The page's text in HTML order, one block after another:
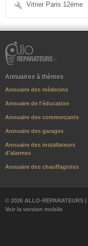
Vitrier Paris 12ème
Annuaires à thèmes
Annuaire des médecins
Annuaire de l'éducation
Annuaire des commerçants
Annuaire des garages
Annuaire des installateurs
d'alarmes
Annuaire des chauffagistes
© 2026 ALLO-RÉPARATEURS |
Voir la version mobile